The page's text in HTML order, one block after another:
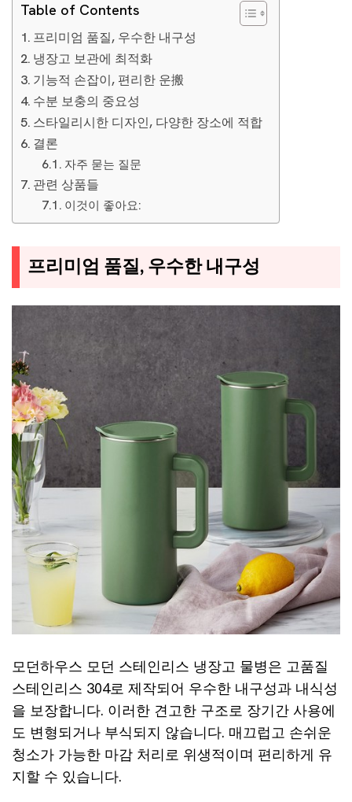
Table of Contents
프리미엄 품질, 우수한 내구성
냉장고 보관에 최적화
기능적 손잡이, 편리한 운搬
수분 보충의 중요성
스타일리시한 디자인, 다양한 장소에 적합
결론
자주 묻는 질문
관련 상품들
이것이 좋아요:
프리미엄 품질, 우수한 내구성
모던하우스 모던 스테인리스 냉장고 물병은 고품질
스테인리스 304로 제작되어 우수한 내구성과 내식성
을 보장합니다. 이러한 견고한 구조로 장기간 사용에
도 변형되거나 부식되지 않습니다. 매끄럽고 손쉬운
청소가 가능한 마감 처리로 위생적이며 편리하게 유
지할 수 있습니다.